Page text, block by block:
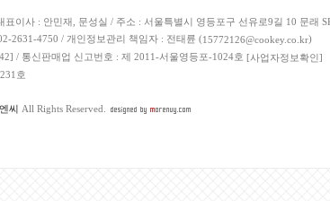
표이사 : 안민재, 문성실 / 주소 : 서울특별시 영등포구 선유로9길 10 문래
2631-4750 / 개인정보관리 책임자 : 전태륜 (15772126@cookey.co.kr)
/ 통신판매업 신고번호 : 제 2011-서울영등포-1024호 [사업자정보확인]
호
씨 All Rights Reserved.